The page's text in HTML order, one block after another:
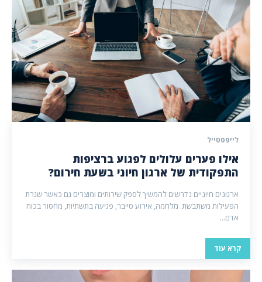
לייפסטייל
אילו פערים עלולים לפגוע ברציפות
התפקודית של ארגון חיוני בשעת חירום?
ארגונים חיוניים נדרשים להמשיך לספק שירותים ומוצרים גם כאשר שגרת
הפעילות משתבשת. מלחמה, אירוע סייבר, פגיעה בתשתיות, מחסור בכוח
אדם...
קרא עוד